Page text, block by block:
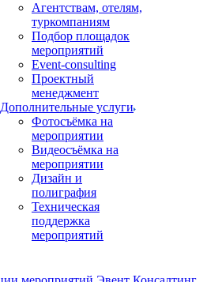
Агентствам, отелям,
туркомпаниям
Подбор площадок
мероприятий
Event-consulting
Проектный
менеджмент
Дополнительные услуги
Фотосъёмка на
мероприятии
Видеосъёмка на
мероприятии
Дизайн и
полиграфия
Техническая
поддержка
мероприятий